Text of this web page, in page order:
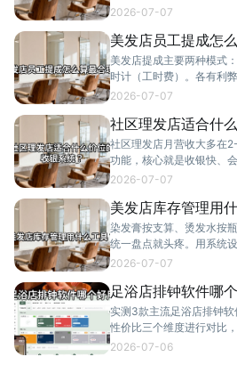
系统，重点看连锁能力和售
2026-07-07
美发店员工提成怎
种方案对比
美发店提成主要两种模式
时计（工时费）。各有利
持两种方案灵活配置。
2026-07-07
社区理发店适合什
忽悠多花钱
社区理发店月营收大多在
功能，核心就是收银快、
断的云上铺就够用了。
2026-07-07
美发店库存管理用
么盘点
染发膏按支算、烫发水按
统一盘点就头疼。用系统
入库，定期一键盘点。
2026-07-07
足浴店排钟软件哪
验对比
实测3款主流足浴店排钟软
性价比三个维度进行对比
排钟系统。
2026-07-06